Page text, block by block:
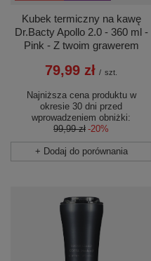
Kubek termiczny na kawę
Dr.Bacty Apollo 2.0 - 360 ml -
Pink - Z twoim grawerem
79,99 zł / szt.
Najniższa cena produktu w
okresie 30 dni przed
wprowadzeniem obniżki:
99,99 zł -20%
+ Dodaj do porównania